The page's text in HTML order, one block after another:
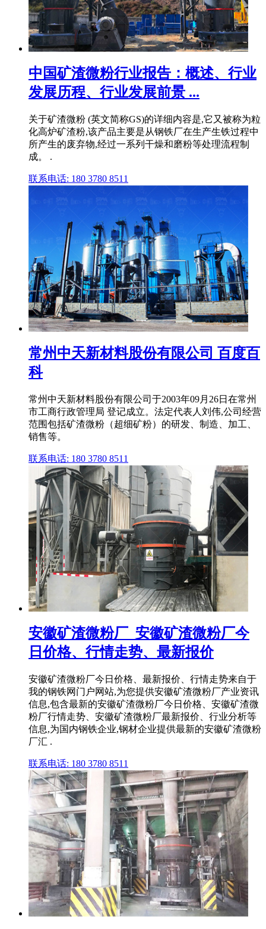
中国矿渣微粉行业报告：概述、行业
发展历程、行业发展前景 ...
关于矿渣微粉 (英文简称GS)的详细内容是,它又被称为粒
化高炉矿渣粉,该产品主要是从钢铁厂在生产生铁过程中
所产生的废弃物,经过一系列干燥和磨粉等处理流程制
成。 .
联系电话: 180 3780 8511
常州中天新材料股份有限公司 百度百
科
常州中天新材料股份有限公司于2003年09月26日在常州
市工商行政管理局 登记成立。法定代表人刘伟,公司经营
范围包括矿渣微粉（超细矿粉）的研发、制造、加工、
销售等。
联系电话: 180 3780 8511
安徽矿渣微粉厂_安徽矿渣微粉厂今
日价格、行情走势、最新报价
安徽矿渣微粉厂今日价格、最新报价、行情走势来自于
我的钢铁网门户网站,为您提供安徽矿渣微粉厂产业资讯
信息,包含最新的安徽矿渣微粉厂今日价格、安徽矿渣微
粉厂行情走势、安徽矿渣微粉厂最新报价、行业分析等
信息,为国内钢铁企业,钢材企业提供最新的安徽矿渣微粉
厂汇 .
联系电话: 180 3780 8511